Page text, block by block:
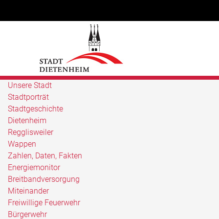
Unsere Stadt
Stadtporträt
Stadtgeschichte
Dietenheim
Regglisweiler
Wappen
Zahlen, Daten, Fakten
Energiemonitor
Breitbandversorgung
Miteinander
Freiwillige Feuerwehr
Bürgerwehr